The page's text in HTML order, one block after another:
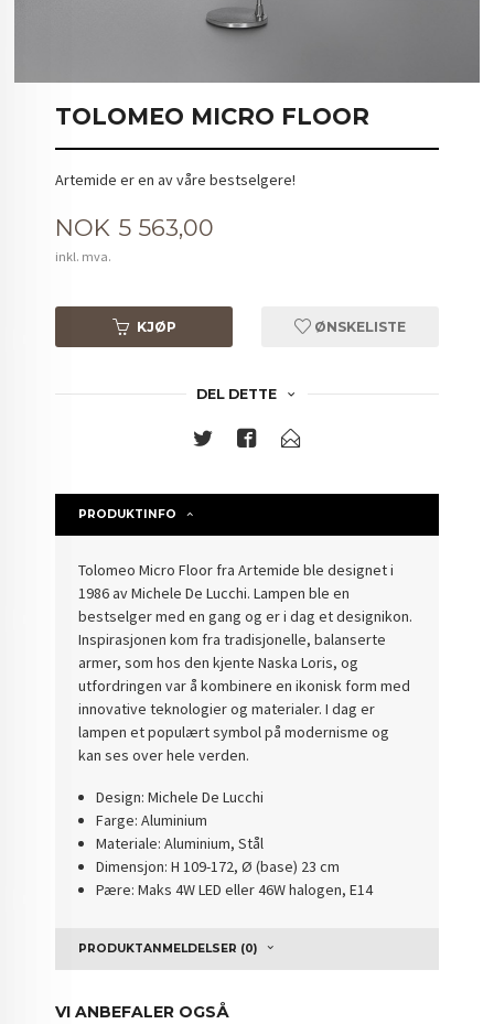
TOLOMEO MICRO FLOOR
Artemide er en av våre bestselgere!
Pris
NOK 5 563,00
inkl. mva.
KJØP ØNSKELISTE
DEL DETTE
PRODUKTINFO
Tolomeo Micro Floor fra Artemide ble designet i
1986 av Michele De Lucchi. Lampen ble en
bestselger med en gang og er i dag et designikon.
Inspirasjonen kom fra tradisjonelle, balanserte
armer, som hos den kjente Naska Loris, og
utfordringen var å kombinere en ikonisk form med
innovative teknologier og materialer. I dag er
lampen et populært symbol på modernisme og
kan ses over hele verden.
Design: Michele De Lucchi
Farge: Aluminium
Materiale: Aluminium, Stål
Dimensjon: H 109-172, Ø (base) 23 cm
Pære: Maks 4W LED eller 46W halogen, E14
PRODUKTANMELDELSER (0)
VI ANBEFALER OGSÅ